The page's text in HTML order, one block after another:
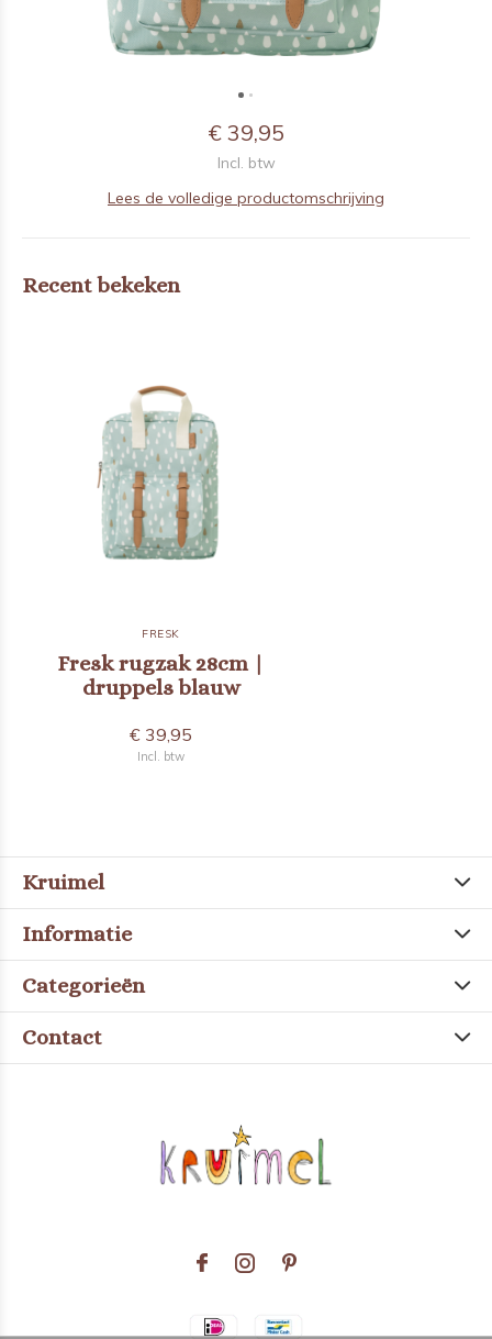
€ 39,95
Incl. btw
Lees de volledige productomschrijving
Recent bekeken
FRESK
Fresk rugzak 28cm |
druppels blauw
€ 39,95
Incl. btw
Kruimel
Informatie
Categorieën
Contact